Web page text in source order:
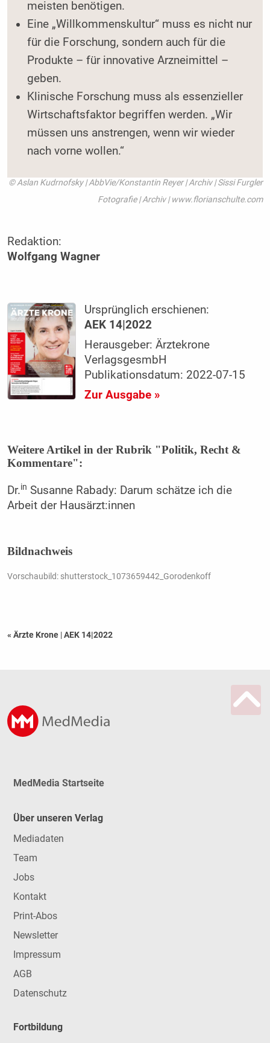
meisten benötigen.
Eine „Willkommenskultur“ muss es nicht nur
für die Forschung, sondern auch für die
Produkte – für innovative Arzneimittel –
geben.
Klinische Forschung muss als essenzieller
Wirtschaftsfaktor begriffen werden. „Wir
müssen uns anstrengen, wenn wir wieder
nach vorne wollen.“
© Aslan Kudrnofsky | AbbVie/Konstantin Reyer | Archiv | Sissi Furgler
Fotografie | Archiv | www.florianschulte.com
Redaktion:
Wolfgang Wagner
Ursprünglich erschienen:
AEK 14|2022
Herausgeber: Ärztekrone
VerlagsgesmbH
Publikationsdatum: 2022-07-15
Zur Ausgabe »
Weitere Artikel in der Rubrik "Politik, Recht &
Kommentare":
Dr.in Susanne Rabady: Darum schätze ich die
Arbeit der Hausärzt:innen
Bildnachweis
Vorschaubild: shutterstock_1073659442_Gorodenkoff
« Ärzte Krone |AEK 14|2022
MedMedia Startseite
Über unseren Verlag
Mediadaten
Team
Jobs
Kontakt
Print-Abos
Newsletter
Impressum
AGB
Datenschutz
Fortbildung